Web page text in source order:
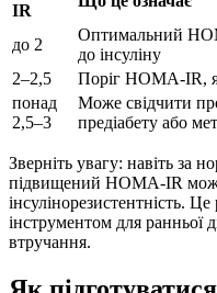
IR
до 2
Оптимальний
до інсуліну
2–2,5
Поріг HOMA‑IR,
понад
2,5–3
Може свідчити
предіабету або
Зверніть увагу: навіть за
підвищений HOMA‑IR
інсулінорезистентність.
інструментом для ранньої
втручання.